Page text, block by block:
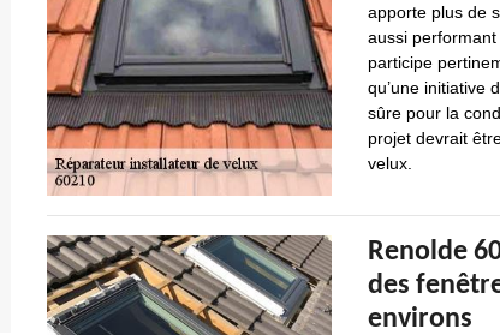
apporte plus de
aussi
participe
qu’une initiative
sûre pour la
projet devrait
velux.
Renolde
des
environs